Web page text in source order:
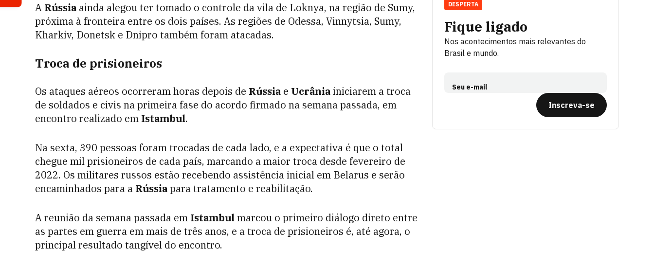
A Rússia ainda alegou ter tomado o controle da vila de Loknya, na região de Sumy,
próxima à fronteira entre os dois países. As regiões de Odessa, Vinnytsia, Sumy,
Kharkiv, Donetsk e Dnipro também foram atacadas.
Troca de prisioneiros
Os ataques aéreos ocorreram horas depois de Rússia e Ucrâniainiciarem a troca
de soldados e civis na primeira fase do acordo firmado na semana passada, em
encontro realizado em Istambul.
Na sexta, 390 pessoas foram trocadas de cada lado, e a expectativa é que o total
chegue mil prisioneiros de cada país, marcando a maior troca desde fevereiro de
2022. Os militares russos estão recebendo assistência inicial em Belarus e serão
encaminhados para a Rússiapara tratamento e reabilitação.
A reunião da semana passada em Istambul marcou o primeiro diálogo direto entre
as partes em guerra em mais de três anos, e a troca de prisioneiros é, até agora, o
principal resultado tangível do encontro.
Fique ligado
Nos acontecimentos mais relevantes do
Brasil e mundo.
Seu e-mail
Inscreva-se
DESPERTA